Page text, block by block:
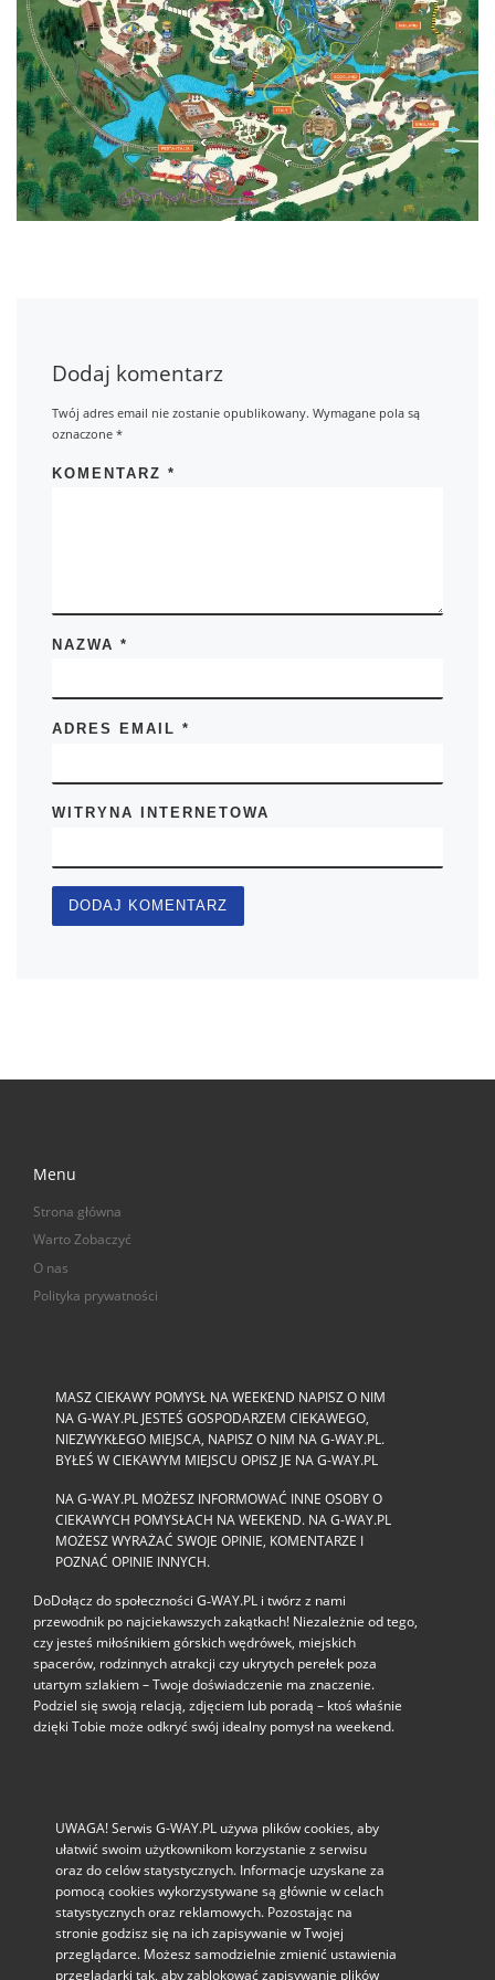
Dodaj komentarz
Twój adres email nie zostanie opublikowany. Wymagane pola są
oznaczone*
KOMENTARZ*
NAZWA*
ADRES EMAIL*
WITRYNA INTERNETOWA
Menu
Strona główna
Warto Zobaczyć
O nas
Polityka prywatności
MASZ CIEKAWY POMYSŁ NA WEEKEND NAPISZ O NIM
NA G-WAY.PL JESTEŚ GOSPODARZEM CIEKAWEGO,
NIEZWYKŁEGO MIEJSCA, NAPISZ O NIM NA G-WAY.PL.
BYŁEŚ W CIEKAWYM MIEJSCU OPISZ JE NA G-WAY.PL
NA G-WAY.PL MOŻESZ INFORMOWAĆ INNE OSOBY O
CIEKAWYCH POMYSŁACH NA WEEKEND. NA G-WAY.PL
MOŻESZ WYRAŻAĆ SWOJE OPINIE, KOMENTARZE I
POZNAĆ OPINIE INNYCH.
DoDołącz do społeczności G‑WAY.PL i twórz z nami
przewodnik po najciekawszych zakątkach! Niezależnie od tego,
czy jesteś miłośnikiem górskich wędrówek, miejskich
spacerów, rodzinnych atrakcji czy ukrytych perełek poza
utartym szlakiem – Twoje doświadczenie ma znaczenie.
Podziel się swoją relacją, zdjęciem lub poradą – ktoś właśnie
dzięki Tobie może odkryć swój idealny pomysł na weekend.
UWAGA! Serwis G-WAY.PL używa plików cookies, aby
ułatwić swoim użytkownikom korzystanie z serwisu
oraz do celów statystycznych. Informacje uzyskane za
pomocą cookies wykorzystywane są głównie w celach
statystycznych oraz reklamowych. Pozostając na
stronie godzisz się na ich zapisywanie w Twojej
przeglądarce. Możesz samodzielnie zmienić ustawienia
przeglądarki tak, aby zablokować zapisywanie plików